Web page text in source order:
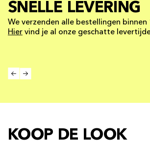
SNELLE LEVERING
We verzenden alle bestellingen binnen
Hier vind je al onze geschatte
KOOP DE LOOK